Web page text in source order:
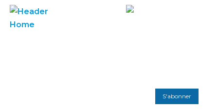
S'abonner